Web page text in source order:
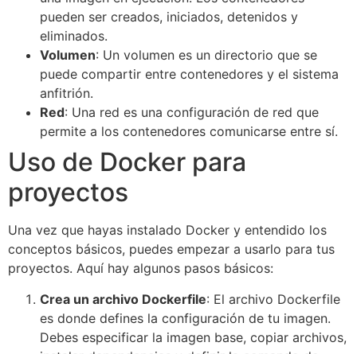
pueden ser creados, iniciados, detenidos y
eliminados.
Volumen: Un volumen es un directorio que se
puede compartir entre contenedores y el sistema
anfitrión.
Red: Una red es una configuración de red que
permite a los contenedores comunicarse entre sí.
Uso de Docker para
proyectos
Una vez que hayas instalado Docker y entendido los
conceptos básicos, puedes empezar a usarlo para tus
proyectos. Aquí hay algunos pasos básicos:
Crea un archivo Dockerfile: El archivo Dockerfile
es donde defines la configuración de tu imagen.
Debes especificar la imagen base, copiar archivos,